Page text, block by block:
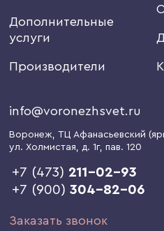
Дополнительные
услуги
Производители
info@voronezhsvet.ru
Воронеж, ТЦ Афанасьевский
ул. Холмистая, д. 1г, пав. 120
+7 (473) 211-02-93
+7 (900)304-82-06
Заказать звонок